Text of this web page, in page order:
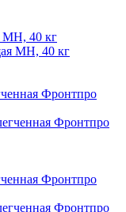
МН, 40 кг
Фронтпро
Фронтпро